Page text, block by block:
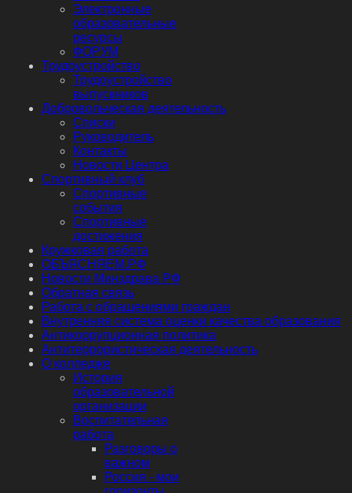
Электронные
образовательные
ресурсы
ФОРУМ
Трудоустройство
Трудоустройство
выпускников
Добровольческая деятельность
Списки
Руководитель
Контакты
Новости Центра
Спортивный клуб
Спортивные
события
Спортивные
достижения
Кружковая работа
ОБЪЯСНЯЕМ.РФ
Новости Минздрава РФ
Обратная связь
Работа с обращениями граждан
Внутренняя система оценки качества образования
Антикоррупционная политика
Антитеррористическая деятельность
О колледже
История
образовательной
организации
Воспитательная
работа
Разговоры о
важном
Россия - мои